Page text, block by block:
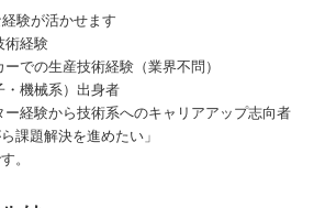
験が活かせます
術経験
での生産技術経験（業界不問）
・機械系）出身者
ー経験から技術系へのキャリアアップ志向者
課題解決を進めたい」
。